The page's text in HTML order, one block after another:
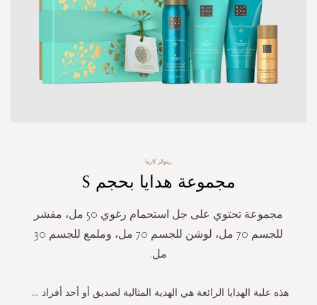
images
ريتوالز كارما
مجموعة هدايا بحجم S
مجموعة تحتوي على جل استحمام رغوي 50 مل، مقشر
للجسم 70 مل، لوشن للجسم 70 مل، وملمع للجسم 30
مل.
هذه علبة الهدايا الرائعة هي الهدية المثالية لصديق أو أحد أفراد ...